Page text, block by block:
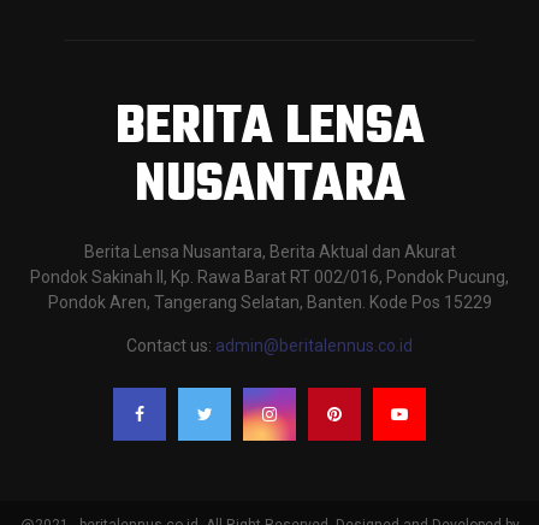
BERITA LENSA
NUSANTARA
Berita Lensa Nusantara, Berita Aktual dan Akurat
Pondok Sakinah II, Kp. Rawa Barat RT 002/016, Pondok Pucung,
Pondok Aren, Tangerang Selatan, Banten. Kode Pos 15229
Contact us: admin@beritalennus.co.id